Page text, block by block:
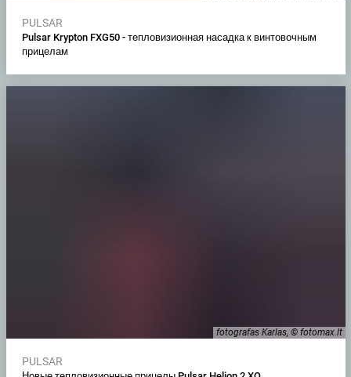
PULSAR
Pulsar Krypton FXG50 - тепловизионная насадка к винтовочным
прицелам
fotografas Karlas, © fotomax.lt
PULSAR